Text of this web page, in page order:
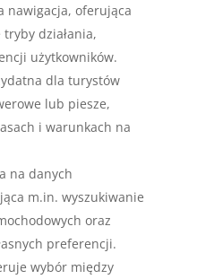
nawigacja, oferująca
działania,
użytkowników.
dla turystów
lub piesze,
i warunkach na
na danych
m.in. wyszukiwanie
oraz
preferencji.
wybór między